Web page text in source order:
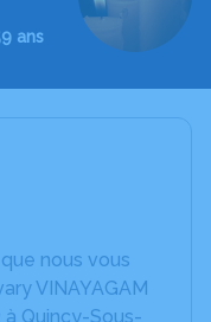
ans
nous vous
VINAYAGAM
Quincy-Sous-